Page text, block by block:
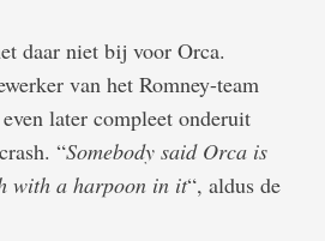
daar niet bij voor Orca.
van het Romney-team
later compleet onderuit
“Somebody said Orca is
with a harpoon in it“, aldus de